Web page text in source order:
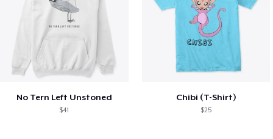
No Tern Left Unstoned
$41
Chibi (T-Shirt)
$25